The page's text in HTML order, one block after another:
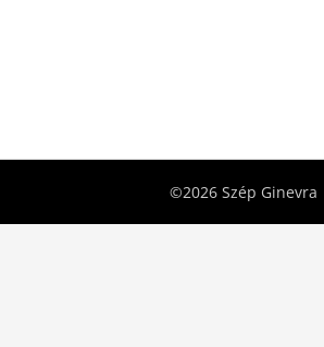
©2026 Szép Ginevra